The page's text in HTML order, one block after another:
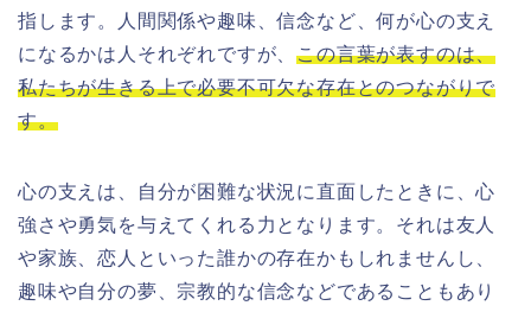
指します。人間関係や趣味、信念など、何が心の支え
になるかは人それぞれですが、この言葉が表すのは、
私たちが生きる上で必要不可欠な存在とのつながりで
す。
心の支えは、自分が困難な状況に直面したときに、心
強さや勇気を与えてくれる力となります。それは友人
や家族、恋人といった誰かの存在かもしれませんし、
趣味や自分の夢、宗教的な信念などであることもあり